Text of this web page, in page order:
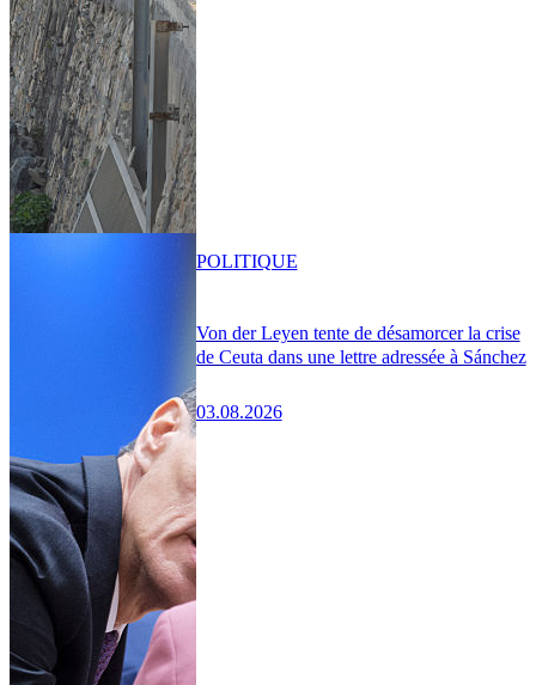
Von der Leyen tente de désamorcer la crise
de Ceuta dans une lettre adressée à Sánchez
03.08.2026
POLITIQUE